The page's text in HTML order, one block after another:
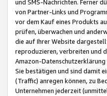
und SMS-Nachrichten. Ferner
von Partner-Links und
vor dem Kauf eines Produkts
prüfen, überwachen und
die auf Ihrer Website
reproduzieren, verbreiten und
Amazon-Datenschutzerklärung
Sie bestätigen und sind damit
(Traffic) anregen können, zu
Unternehmen jederzeit